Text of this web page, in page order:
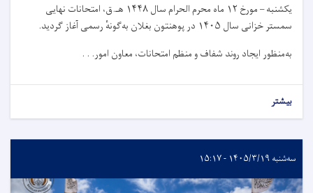
یکشنبه – مورخ ۱۲ ماه محرم الحرام سال ۱۴۴۸ هـ.ق، امتحانات نهایی
سمستر خزانی سال ۱۴۰۵ در پوهنتون بغلان به‌گونهٔ رسمی آغاز گردید.
به‌منظور ایجاد روند شفاف و منظم امتحانات، معاون امور. . .
بیشتر
سه‌شنبه ۱۴۰۵/۳/۱۹ - ۱۵:۱۷